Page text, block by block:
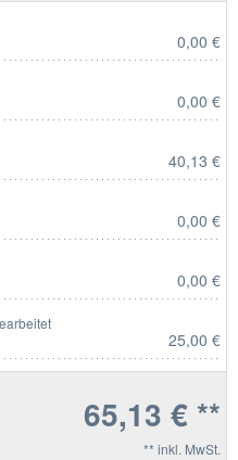
0,00 €
0,00 €
40,13 €
0,00 €
0,00 €
25,00 €
65,13 € **
** inkl. MwSt.